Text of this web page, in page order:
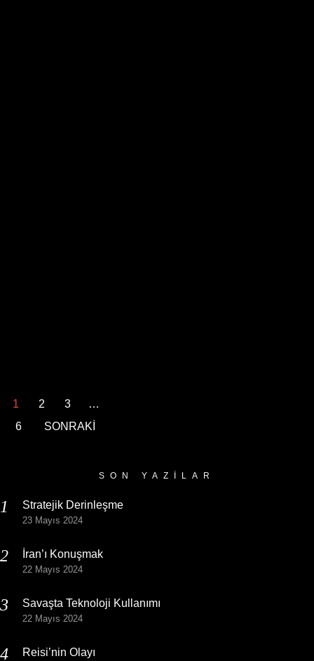
1 2 3
…
6
SONRAKİ
SON YAZILAR
Stratejik Derinleşme
23 Mayıs 2024
İran’ı Konuşmak
22 Mayıs 2024
Savaşta Teknoloji Kullanımı
22 Mayıs 2024
Reisi’nin Olayı